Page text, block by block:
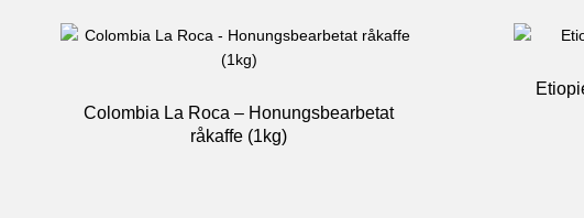
Colombia La Roca – Honungsbearbetat
råkaffe (1kg)